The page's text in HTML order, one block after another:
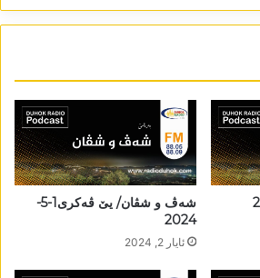
شەڤ و شڤان/ یێ ڤەکری1-5-
2024
ئایار 2, 2024